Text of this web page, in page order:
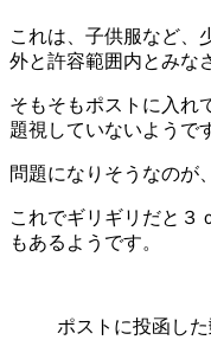
これは、子供服など、
外と許容範囲内とみな
そもそもポストに入れ
題視していないようで
問題になりそうなのが
これでギリギリだと３
もあるようです。
ポストに投函し